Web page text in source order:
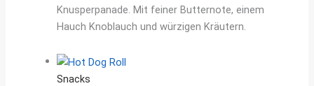
Knusperpanade. Mit feiner Butternote, einem
Hauch Knoblauch und würzigen Kräutern.
Snacks